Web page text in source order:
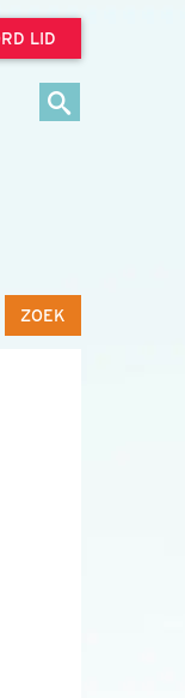
LID
ZOEK